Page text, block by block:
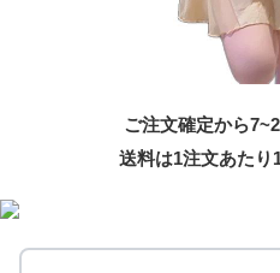
ご注文確定から
送料は1注文あたり